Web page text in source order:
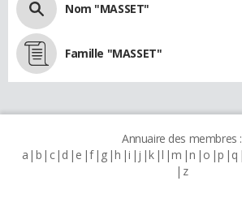
Nom "MASSET"
Famille "MASSET"
Annuaire des membres :
a b c d e f g h i j k l m n o p q
z